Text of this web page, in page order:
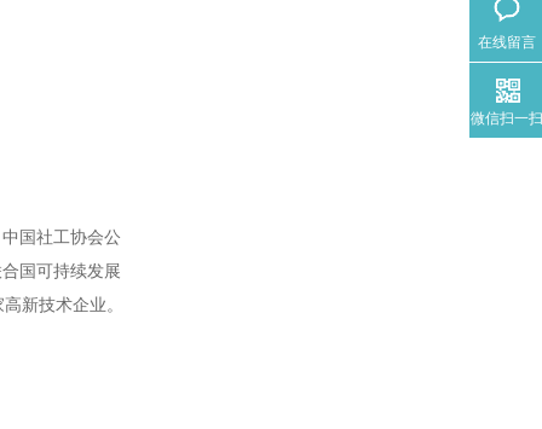
国社工协会公
国可持续发展
新技术企业。
在线留言
微信扫一扫